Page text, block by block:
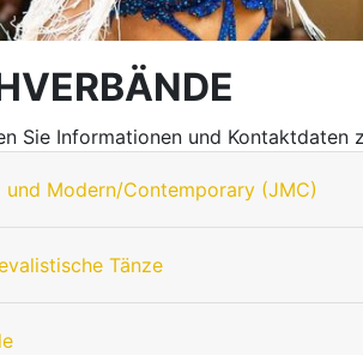
Sie Informationen und Kontaktdaten
und Modern/Contemporary (JMC)
Tänze